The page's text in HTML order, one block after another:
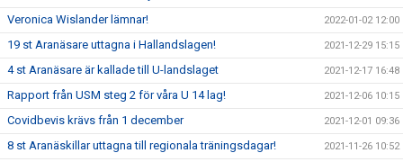
Veronica Wislander lämnar! 2022-01-02 12:00
19 st Aranäsare uttagna i Hallandslagen! 2021-12-29 15:15
4 st Aranäsare är kallade till U-landslaget 2021-12-17 16:48
Rapport från USM steg 2 för våra U 14 lag! 2021-12-06 10:15
Covidbevis krävs från 1 december 2021-12-01 09:36
8 st Aranäskillar uttagna till regionala träningsdagar! 2021-11-26 10:52